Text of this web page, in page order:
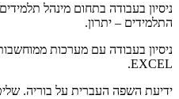
ניסיון בעבודה בתחום מינהל
התלמידים – יתרון.
ניסיון בעבודה עם מערכות
EXCEL.
ידיעת השפה העברית על בוריה.